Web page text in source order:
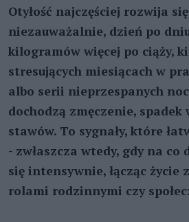
Otyłość najczęściej rozwija
niezauważalnie, dzień po
kilogramów więcej po ciąży,
stresujących miesiącach w
albo serii nieprzespanych
dochodzą zmęczenie, spadek
stawów. To sygnały, które
- zwłaszcza wtedy, gdy na co
się intensywnie, łącząc życie
rolami rodzinnymi czy